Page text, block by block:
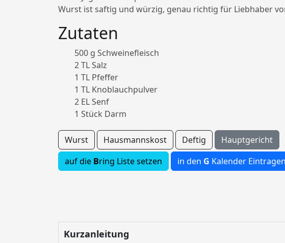
Wurst ist saftig und würzig, genau richtig für Liebhaber
Zutaten
500 g Schweinefleisch
2 TL Salz
1 TL Pfeffer
1 TL Knoblauchpulver
2 EL Senf
1 Stück Darm
Wurst Hausmannskost Deftig
Hauptgericht
auf die Bring Liste setzen in den G Kalender Eintragen
Kurzanleitung